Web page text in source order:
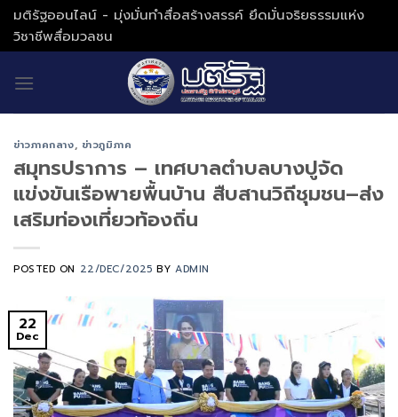
Skip
to
content
มติรัฐออนไลน์ - มุ่งมั่นทำสื่อสร้างสรรค์ ยึดมั่นจริยธรรมแห่ง
วิชาชีพสื่อมวลชน
ข่าวภาคกลาง, ข่าวภูมิภาค
สมุทรปราการ – เทศบาลตำบลบางปูจัด
แข่งขันเรือพายพื้นบ้าน สืบสานวิถีชุมชน–ส่ง
เสริมท่องเที่ยวท้องถิ่น
POSTED ON 22/DEC/2025 BYADMIN
22
Dec